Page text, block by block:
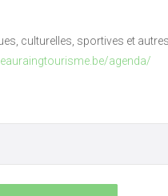
culturelles, sportives et
agenda/